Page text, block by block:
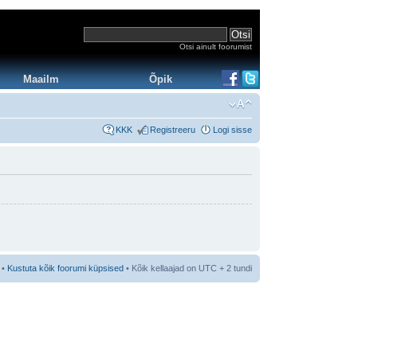
Otsi ainult foorumist
Maailm Õpik
KKK Registreeru Logi sisse
• Kustuta kõik foorumi küpsised • Kõik kellaajad on UTC + 2 tundi